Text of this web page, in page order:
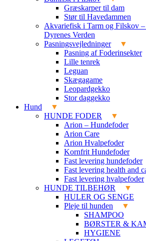
Græskarper til dam
Stør til Havedammen
Akvariefisk i Tarm og Filskov –
Dyrenes Verden
Pasningsvejledninger
Pasning af Foderinsekter
Lille tenrek
Leguan
Skægagame
Leopardgekko
Stor daggekko
Hund
HUNDE FODER
Arion – Hundefoder
Arion Care
Arion Hvalpefoder
Kornfrit Hundefoder
Fast levering hundefoder
Fast levering health and
Fast levering hvalpefoder
HUNDE TILBEHØR
HULER OG SENGE
Pleje til hunden
SHAMPOO
BØRSTER &
HYGIENE